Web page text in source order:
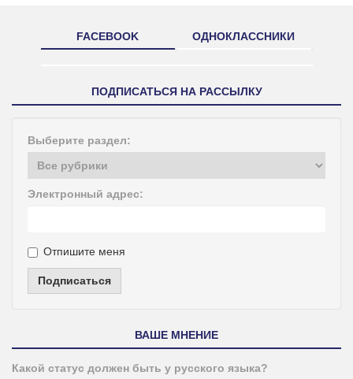
FACEBOOK ОДНОКЛАССНИКИ
ПОДПИСАТЬСЯ НА РАССЫЛКУ
Выберите раздел:
Электронный адрес:
Отпишите меня
Подписаться
ВАШЕ МНЕНИЕ
Какой статус должен быть у русского языка?